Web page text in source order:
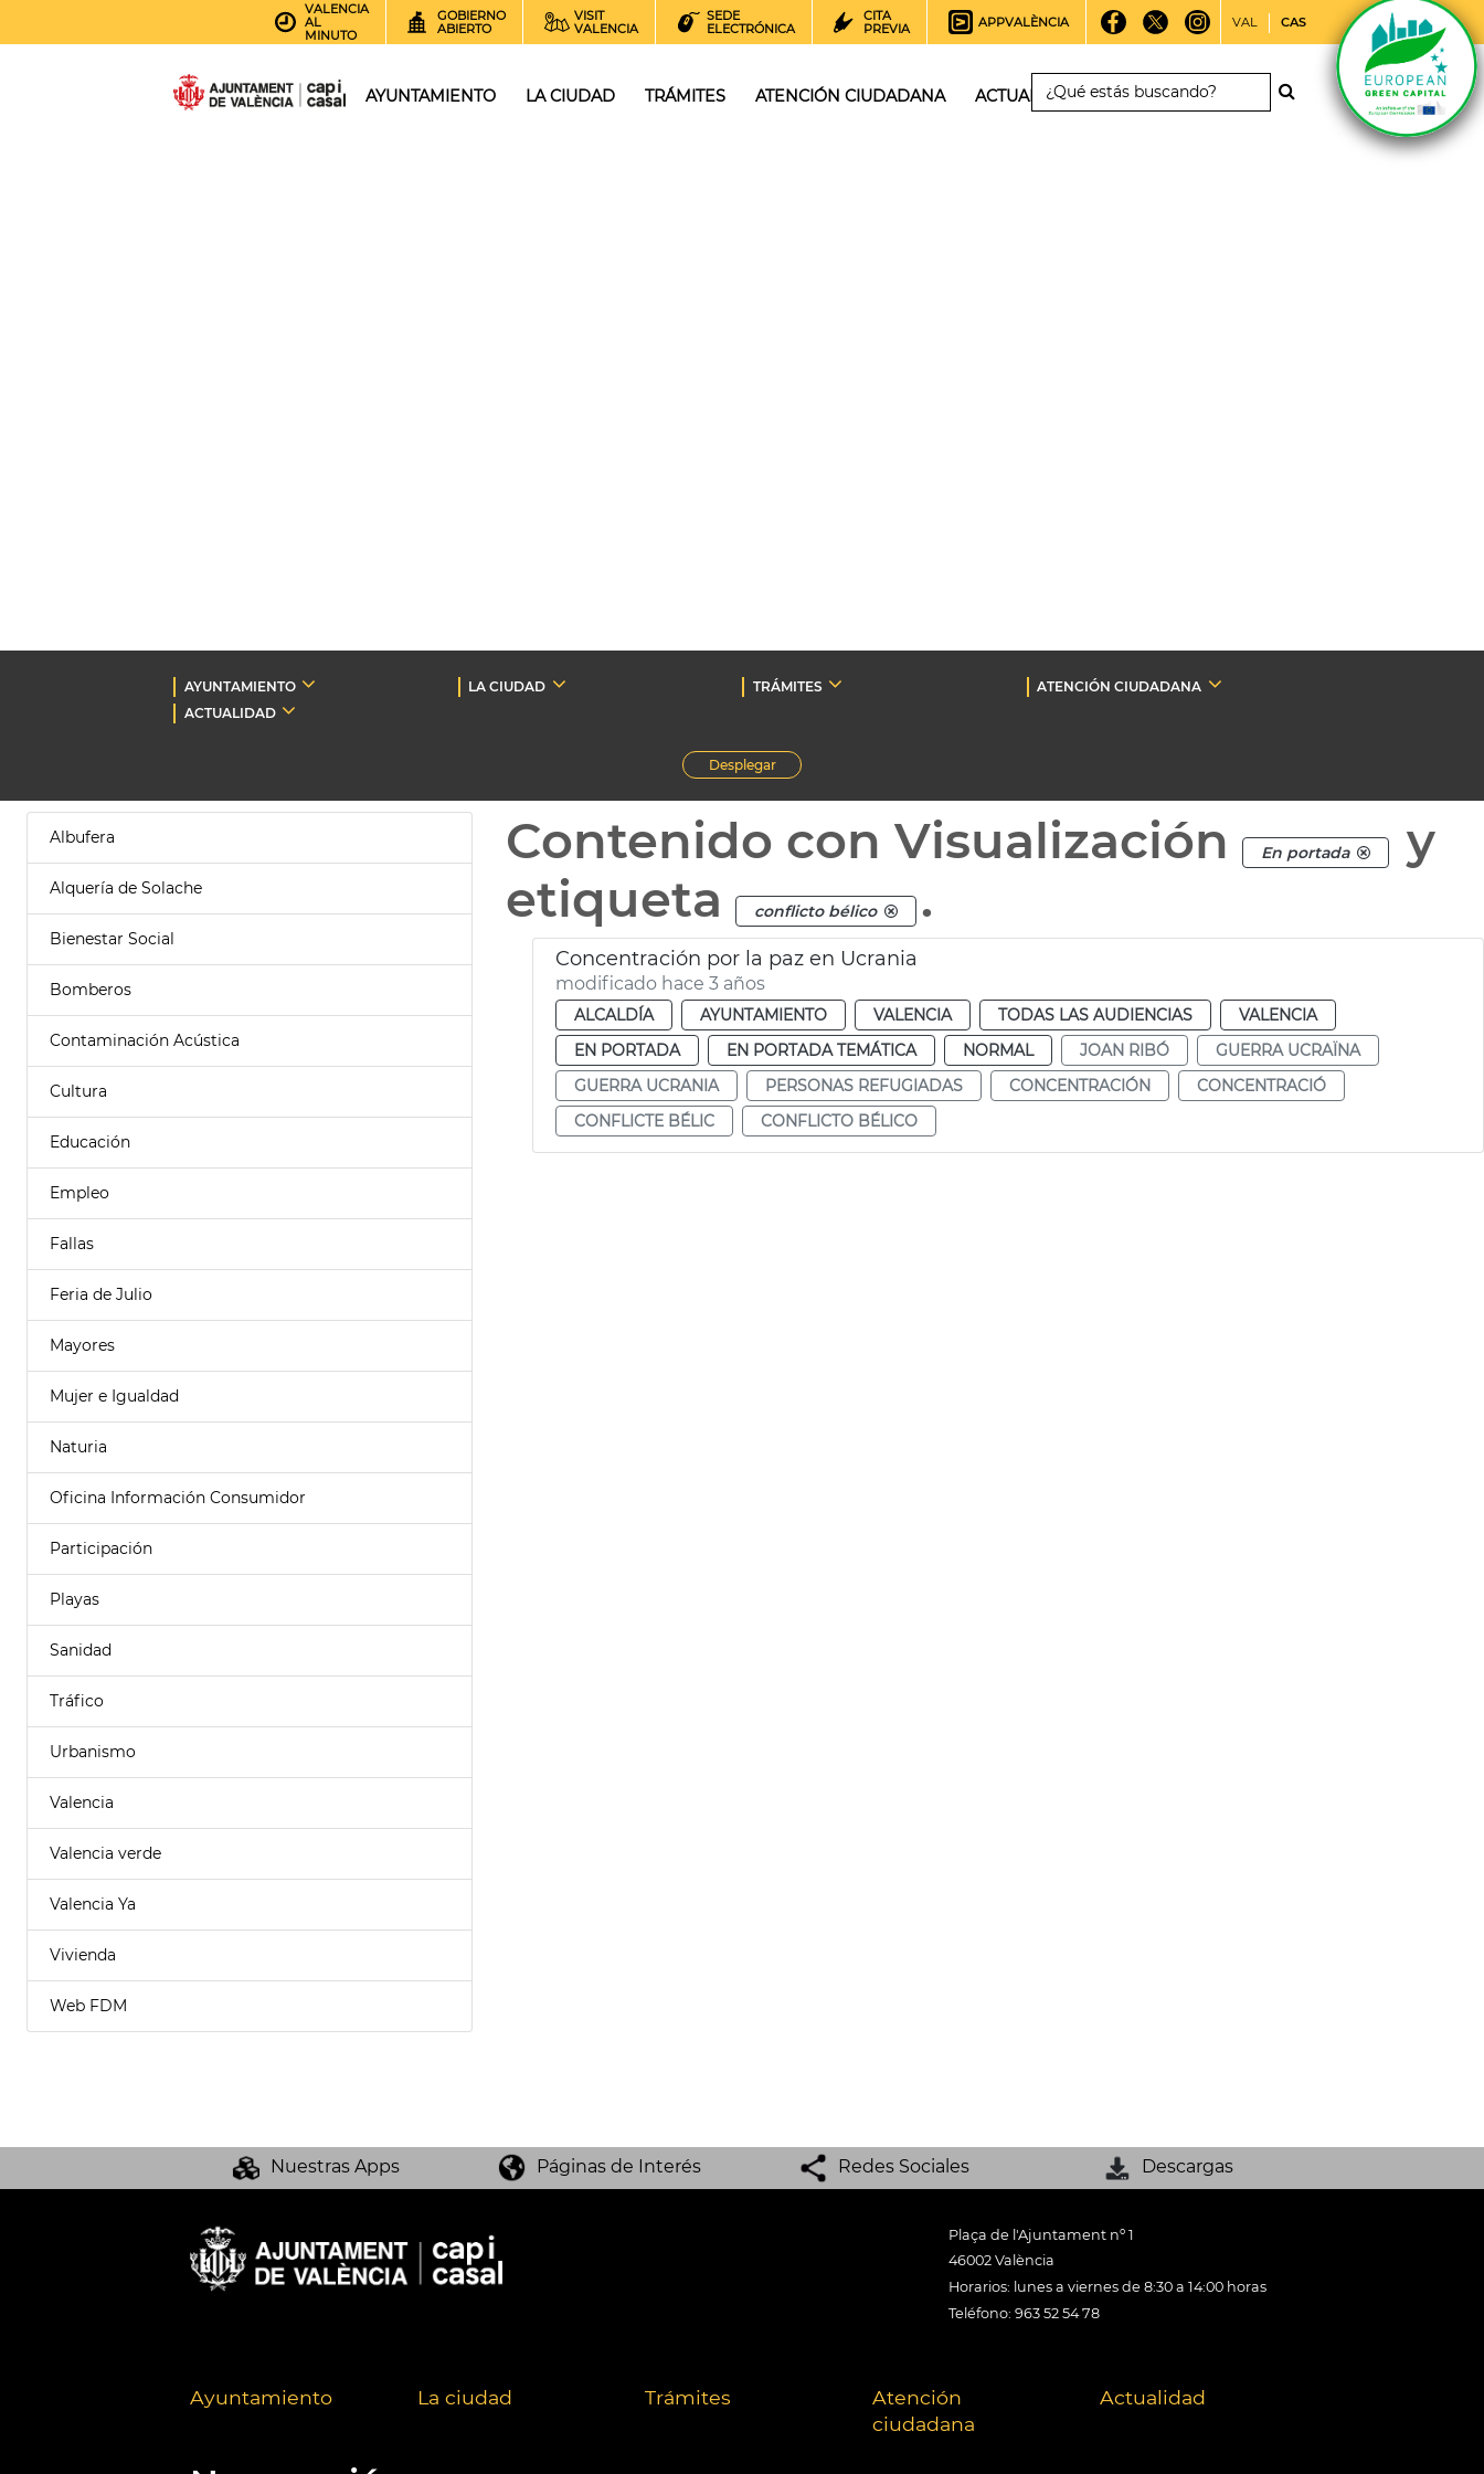
VALENCIA
AL
MINUTO
GOBIERNO
ABIERTO
VISIT
VALENCIA
SEDE
ELECTRÓNICA
CITA
PREVIA
APPVALÈNCIA VAL CAS
AYUNTAMIENTO LA CIUDAD TRÁMITES ATENCIÓN CIUDADANA ACTUALIDAD
AYUNTAMIENTO LA CIUDAD TRÁMITES
ATENCIÓN CIUDADANA
ACTUALIDAD
Desplegar
Albufera
Alquería de Solache
Bienestar Social
Bomberos
Contaminación Acústica
Cultura
Educación
Empleo
Fallas
Feria de Julio
Mayores
Mujer e Igualdad
Naturia
Oficina Información Consumidor
Participación
Playas
Sanidad
Tráfico
Urbanismo
Valencia
Valencia verde
Valencia Ya
Vivienda
Web FDM
Contenido con Visualización En portada
y
etiqueta
conflicto bélico .
Concentración por la paz en Ucrania
modificado hace 3 años
ALCALDÍA AYUNTAMIENTO VALENCIA TODAS LAS AUDIENCIAS
VALENCIA
EN PORTADA
EN PORTADA TEMÁTICA NORMAL JOAN RIBÓ
GUERRA UCRAÏNA
GUERRA UCRANIA
PERSONAS REFUGIADAS CONCENTRACIÓN
CONCENTRACIÓ
CONFLICTE BÉLIC
CONFLICTO BÉLICO
Nuestras Apps Páginas de Interés Redes Sociales Descargas
Plaça de l'Ajuntament nº 1
46002 València
Horarios: lunes a viernes de 8:30 a 14:00 horas
Teléfono: 963 52 54 78
Ayuntamiento La ciudad Trámites
Atención
ciudadana
Actualidad